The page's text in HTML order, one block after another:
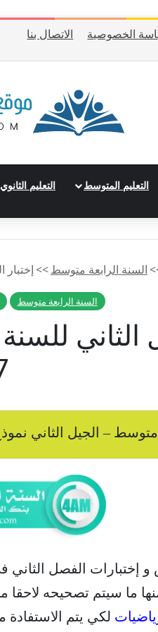
الخصوصية الاتصال بنا
التعليم المتوسط التعليم الثانوي
السنة الرابعة متوسط>>إختبار
السنة الرابعة متوسط
الثاني
– الجيل الثاني
إختبارات الفصل الثاني
ما سيتم تصحيحه
لكي يتم الاستفادة